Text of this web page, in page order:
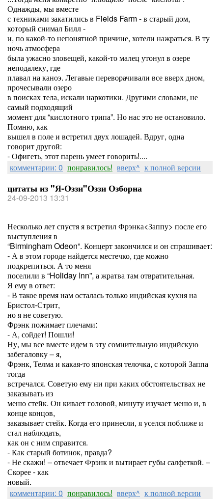
Однажды, мы вместе
с техниками закатились в Fields Farm - в старый дом,
который снимал Билл -
и, по какой-то непонятной причине, хотели нажраться. В ту
ночь атмосфера
была ужасно зловещей, какой-то малец утонул в озере
неподалеку, где
плавал на каноэ. Легавые переворачивали все вверх дном,
прочесывали озеро
в поисках тела, искали наркотики. Другими словами, не
самый подходящий
момент для “кислотного трипа”. Но нас это не остановило.
Помню, как
вышел в поле и встретил двух лошадей. Вдруг, одна
говорит другой:
- Офигеть, этот парень умеет говорить!....
комментарии: 0 понравилось! вверх^ к полной версии
цитаты из "Я-Оззи"Оззи Озборна
24-09-2013 13:31
Несколько лет спустя я встретил Фрэнка<Заппу> после его
выступления в
“Birmingham Odeon”. Концерт закончился и он спрашивает:
- А в этом городе найдется местечко, где можно
подкрепиться. А то меня
поселили в “Holiday Inn”, а жратва там отвратительная.
Я ему в ответ:
- В такое время нам осталась только индийская кухня на
Бристол-Стрит,
но я не советую.
Фрэнк пожимает плечами:
- А, сойдет! Пошли!
Ну, мы все вместе идем в эту сомнительную индийскую
забегаловку – я,
Фрэнк, Телма и какая-то японская телочка, с которой Заппа
тогда
встречался. Советую ему ни при каких обстоятельствах не
заказывать из
меню стейк. Он кивает головой, минуту изучает меню и, в
конце концов,
заказывает стейк. Когда его принесли, я уселся поближе и
стал наблюдать,
как он с ним справится.
- Как старый ботинок, правда?
- Не скажи! – отвечает Фрэнк и вытирает губы салфеткой. –
Скорее - как
новый.
комментарии: 0 понравилось! вверх^ к полной версии